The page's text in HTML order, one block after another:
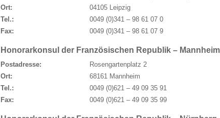
Ort:
04105 Leipzig
Tel.:
0049 (0)341 – 98 61 07 0
Fax:
0049 (0)341 – 98 61 07 9
Honorarkonsul der Französischen Republik – Mannheim
Postadresse:
Rosengartenplatz 2
Ort:
68161 Mannheim
Tel.:
0049 (0)621 – 49 09 35 91
Fax:
0049 (0)621 – 49 09 35 99